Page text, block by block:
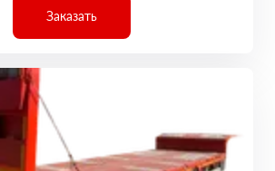
Заказать